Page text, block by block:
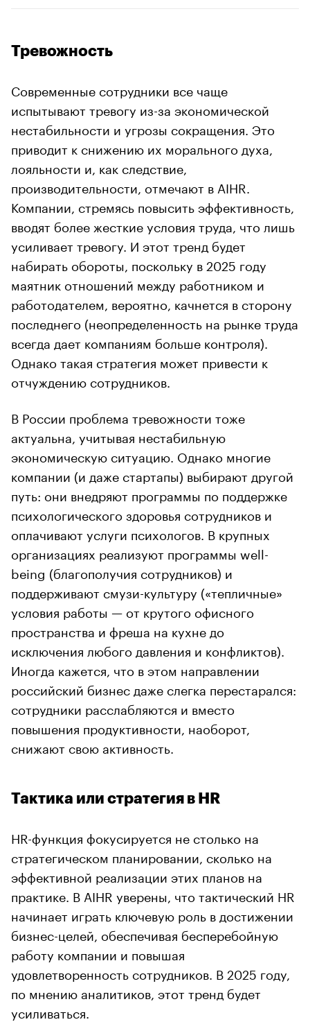
Тревожность
Современные сотрудники все чаще
испытывают тревогу из-за экономической
нестабильности и угрозы сокращения. Это
приводит к снижению их морального духа,
лояльности и, как следствие,
производительности, отмечают в AIHR.
Компании, стремясь повысить эффективность,
вводят более жесткие условия труда, что лишь
усиливает тревогу. И этот тренд будет
набирать обороты, поскольку в 2025 году
маятник отношений между работником и
работодателем, вероятно, качнется в сторону
последнего (неопределенность на рынке труда
всегда дает компаниям больше контроля).
Однако такая стратегия может привести к
отчуждению сотрудников.
В России проблема тревожности тоже
актуальна, учитывая нестабильную
экономическую ситуацию. Однако многие
компании (и даже стартапы) выбирают другой
путь: они внедряют программы по поддержке
психологического здоровья сотрудников и
оплачивают услуги психологов. В крупных
организациях реализуют программы well-
being (благополучия сотрудников) и
поддерживают смузи-культуру («тепличные»
условия работы — от крутого офисного
пространства и фреша на кухне до
исключения любого давления и конфликтов).
Иногда кажется, что в этом направлении
российский бизнес даже слегка перестарался:
сотрудники расслабляются и вместо
повышения продуктивности, наоборот,
снижают свою активность.
Тактика или стратегия в HR
HR-функция фокусируется не столько на
стратегическом планировании, сколько на
эффективной реализации этих планов на
практике. В AIHR уверены, что тактический HR
начинает играть ключевую роль в достижении
бизнес-целей, обеспечивая бесперебойную
работу компании и повышая
удовлетворенность сотрудников. В 2025 году,
по мнению аналитиков, этот тренд будет
усиливаться.